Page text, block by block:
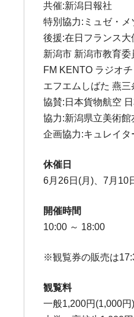
共催:新潟日報社
特別協力:ミュゼ・
後援:在日フランス
新潟市 新潟市教育
FM KENTO ラジオ
エフエムしばた 燕
協賛:日本貨物航空
協力:新潟県立美術館
企画協力:キュレイタ
休催日
6月26日(月)、7月10
開催時間
10:00 ～ 18:00
※観覧券の販売は
観覧料
一般1,200円(1,000円)